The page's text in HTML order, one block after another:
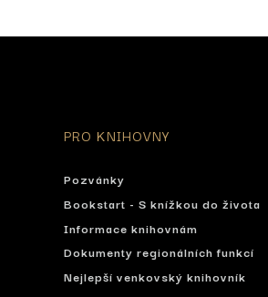
PRO KNIHOVNY
Pozvánky
Bookstart - S knížkou do života
Informace knihovnám
Dokumenty regionálních funkcí
Nejlepší venkovský knihovník